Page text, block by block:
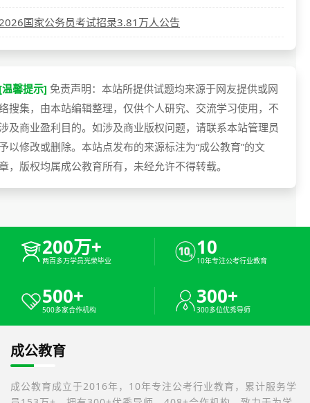
国家公务员考试招录3.81万人公告
馨提示] 免责声明：本站所提供试题均来源于网友提供或网
搜集，由本站编辑整理，仅供个人研究、交流学习使用，不
及商业盈利目的。如涉及商业版权问题，请联系本站管理员
以修改或删除。本站点发布的来源标注为“成公教育”的文
，版权均属成公教育所有，未经允许不得转载。
200万+
两百多万学员光荣毕业
10
10年专注公考行业教育
500+
500多家合作机构
300+
300多位优秀导师
成公教育
成公教育成立于2016年，10年专注公考行业教育，累计服务学